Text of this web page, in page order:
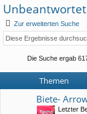
ug
rif
f
Zur erweiterten Suche
Die Suche ergab
Themen
Biete-
Letzter